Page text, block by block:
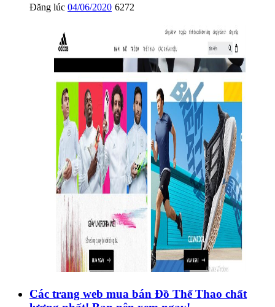
Đăng lúc 04/06/2020 6272
Các trang web mua bán Đồ Thể Thao chất